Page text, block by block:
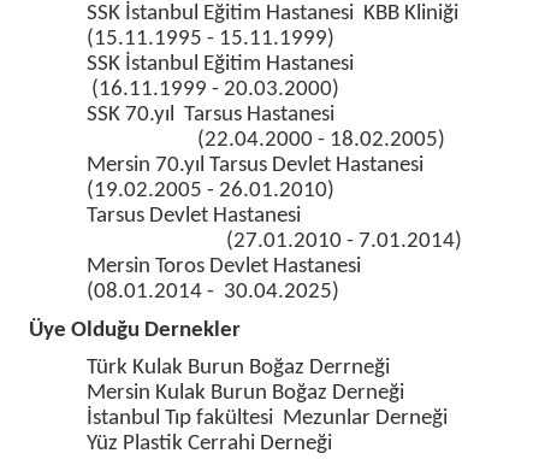
Genel Cerrahi
Göz Hastalıkları
İç Hastalıkları
Kadın Hastalıkları ve Doğum
Kardiyoloji
Kulak Burun Boğaz
Mikrobiyoloji
Ortopedi ve Travmatoloji
Radyoloji
SSK İstanbul Eğitim Hastanesi KBB Kliniği
(15.11.1995 - 15.11.1999)
SSK İstanbul Eğitim Hastanesi
(16.11.1999 - 20.03.2000)
SSK 70.yıl Tarsus Hastanesi
(22.04.2000 - 18.02.2005)
Mersin 70.yıl Tarsus Devlet Hastanesi
(19.02.2005 - 26.01.2010)
Tarsus Devlet Hastanesi
(27.01.2010 - 7.01.2014)
Mersin Toros Devlet Hastanesi
(08.01.2014 - 30.04.2025)
Üye Olduğu Dernekler
Türk Kulak Burun Boğaz Derrneği
Mersin Kulak Burun Boğaz Derneği
İstanbul Tıp fakültesi Mezunlar Derneği
Yüz Plastik Cerrahi Derneği